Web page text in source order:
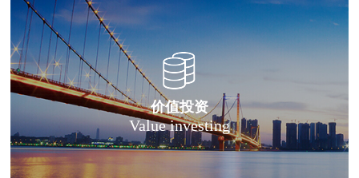
价值投资
Value investing